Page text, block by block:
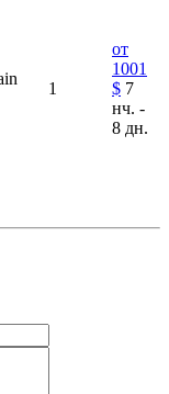
1
от
1001
$ 7
нч. -
8 дн.